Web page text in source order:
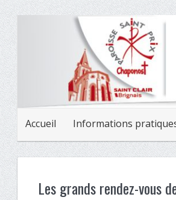
Accueil Informations
Les grands rendez-vous